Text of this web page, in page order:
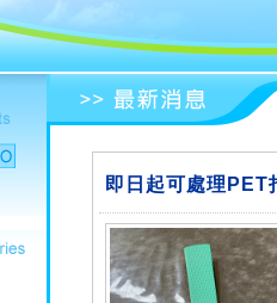
即日起可處理PET